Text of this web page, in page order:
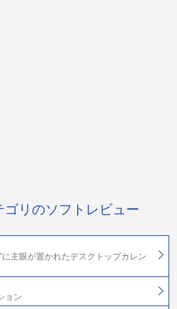
ゴリのソフトレビュー
主眼が置かれたデスクトップカレン
ョン